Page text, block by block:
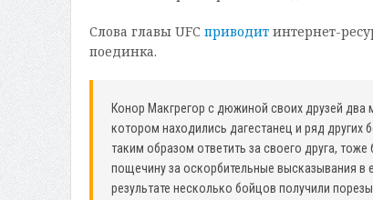
Слова главы UFC приводитинтернет-
поединка.
Конор Макгрегор с дюжиной своих друзей два
котором находились дагестанец и ряд других
таким образом ответить за своего друга,
пощечину за оскорбительные высказывания в
результате несколько бойцов получили